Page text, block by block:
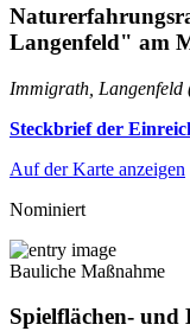
Langenfeld" am
Immigrath, Langenfeld
Steckbrief der
Auf der Karte anzeigen
Nominiert
Bauliche Maßnahme
Spielflächen- und